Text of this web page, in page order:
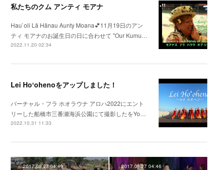
私たちのクム アンティ モアナ
Hau`oli Lā Hānau Aunty Moana💕11月19日のアン
ティ モアナのお誕生日の日に合わせて "Our Kumu…
2022.11.20 02:34
Lei Hoʻohenoをアップしました！
バーチャル・フラ ホオラウナ アロハ2022にエント
リーした船橋市三番瀬海浜公園にて撮影したをYo…
2022.10.31 11:33
2017.08.27 04:49 2017.08.27 04:46